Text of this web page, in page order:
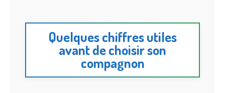
Quelques chiffres utiles
avant de choisir son
compagnon